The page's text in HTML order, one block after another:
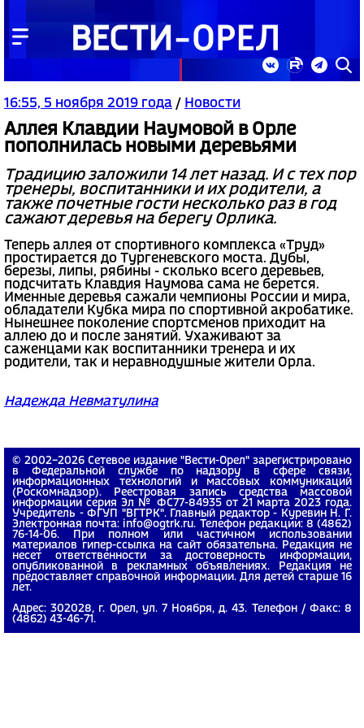
16:55, 5 ноября 2019 года / Новости
Аллея Клавдии Наумовой в Орле
пополнилась новыми деревьями
Традицию заложили 14 лет назад. И с тех пор
тренеры, воспитанники и их родители, а
также почетные гости несколько раз в год
сажают деревья на берегу Орлика.
Теперь аллея от спортивного комплекса «Труд»
простирается до Тургеневского моста. Дубы,
березы, липы, рябины - сколько всего деревьев,
подсчитать Клавдия Наумова сама не берется.
Именные деревья сажали чемпионы России и мира,
обладатели Кубка мира по спортивной акробатике.
Нынешнее поколение спортсменов приходит на
аллею до и после занятий. Ухаживают за
саженцами как воспитанники тренера и их
родители, так и неравнодушные жители Орла.
Надежда Невматулина
© 2002−2026 Сетевое издание "Вести-Орел" зарегистрировано
в Федеральной службе по надзору в сфере связи,
информационных технологий и массовых коммуникаций
(Роскомнадзор). Реестровая запись средства массовой
информации серия Эл № ФС77-84935 от 21 марта 2023 года.
Учредитель - ФГУП "ВГТРК". Главный редактор - Куревин Н. Г.
Электронная почта: info@ogtrk.ru. Телефон редакции: 8 (4862)
76-14-06. При полном или частичном использовании
материалов гипер-ссылка на сайт обязательна. Редакция не
несет ответственности за достоверность информации,
опубликованной в рекламных объявлениях. Редакция не
предоставляет справочной информации. Для детей старше 16
лет.
Адрес: 302028, г. Орел, ул. 7 Ноября, д. 43. Телефон / Факс: 8
(4862) 43-46-71.